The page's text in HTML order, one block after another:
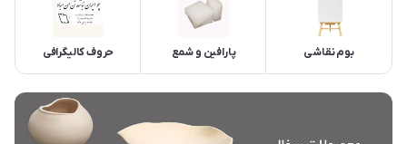
بوم نقاشی پارافین و شمع حروف کالیگرافی